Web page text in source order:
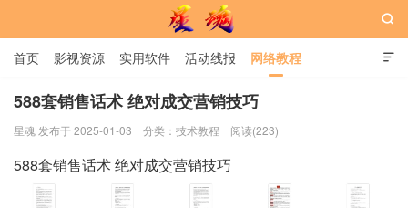

首页 影视资源 实用软件 活动线报 网络教程
用户中心 书籍 娱乐

588套销售话术 绝对成交营销技巧
星魂 发布于 2025-01-03 分类： 技术教程 阅读(223)
588套销售话术 绝对成交营销技巧